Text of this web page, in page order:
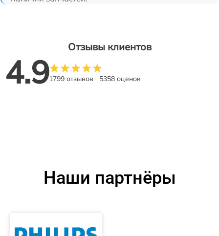
Отзывы клиентов
4.91799 отзывов 5358 оценок
Наши партнёры